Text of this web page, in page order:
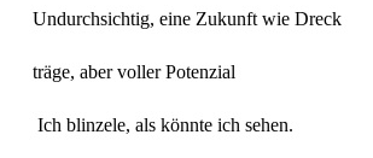
Undurchsichtig, eine Zukunft wie Dreck
träge, aber voller Potenzial
Ich blinzele, als könnte ich sehen.